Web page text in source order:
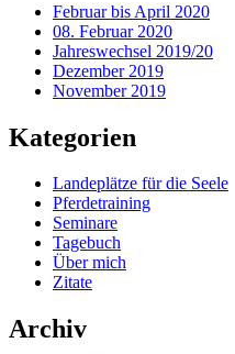
Februar bis April 2020
08. Februar 2020
Jahreswechsel 2019/20
Dezember 2019
November 2019
Kategorien
Landeplätze für die Seele
Pferdetraining
Seminare
Tagebuch
Über mich
Zitate
Archiv